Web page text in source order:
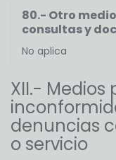
80.- Otro
consultas y
No aplica
XII.-
denuncias
o servicio